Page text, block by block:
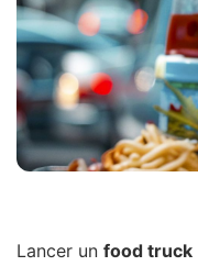
Lancer un food truck